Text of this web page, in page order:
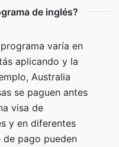
de inglés?
varía en
aplicando y la
Australia
se paguen antes
visa de
y en diferentes
de pago pueden